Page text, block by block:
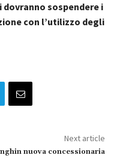
sospendere i
con l’utilizzo degli
Next article
nuova concessionaria